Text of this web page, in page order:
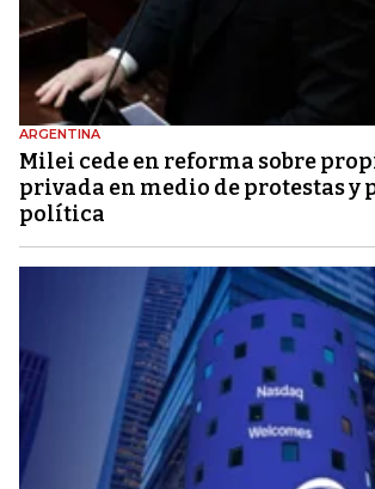
ARGENTINA
Milei cede en reforma sobre
privada en medio de protestas y
política